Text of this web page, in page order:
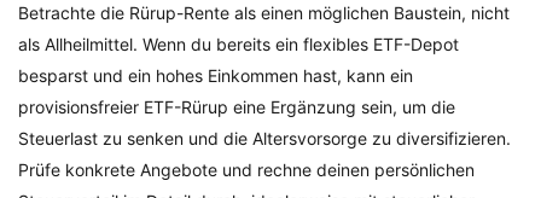
Betrachte die Rürup-Rente als einen möglichen Baustein, nicht
als Allheilmittel. Wenn du bereits ein flexibles ETF-Depot
besparst und ein hohes Einkommen hast, kann ein
provisionsfreier ETF-Rürup eine Ergänzung sein, um die
Steuerlast zu senken und die Altersvorsorge zu diversifizieren.
Prüfe konkrete Angebote und rechne deinen persönlichen